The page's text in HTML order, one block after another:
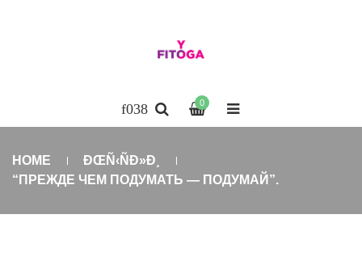
0
HOME
ÐŒÑ‹ÑÐ»Ð¸
“ПРЕЖДЕ ЧЕМ ПОДУМАТЬ — ПОДУМАЙ”.